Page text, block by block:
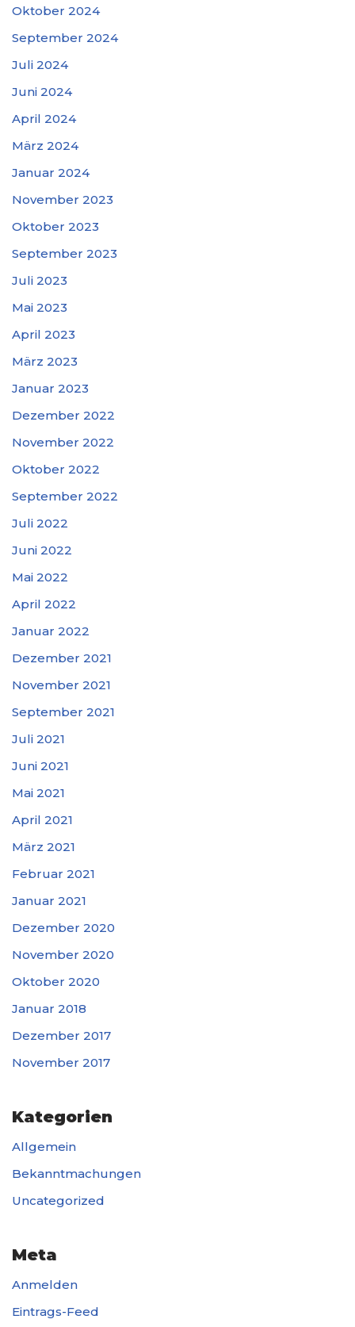
Oktober 2024
September 2024
Juli 2024
Juni 2024
April 2024
März 2024
Januar 2024
November 2023
Oktober 2023
September 2023
Juli 2023
Mai 2023
April 2023
März 2023
Januar 2023
Dezember 2022
November 2022
Oktober 2022
September 2022
Juli 2022
Juni 2022
Mai 2022
April 2022
Januar 2022
Dezember 2021
November 2021
September 2021
Juli 2021
Juni 2021
Mai 2021
April 2021
März 2021
Februar 2021
Januar 2021
Dezember 2020
November 2020
Oktober 2020
Januar 2018
Dezember 2017
November 2017
Kategorien
Allgemein
Bekanntmachungen
Uncategorized
Meta
Anmelden
Eintrags-Feed